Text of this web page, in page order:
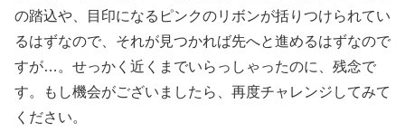
の踏込や、目印になるピンクのリボンが括りつけられてい
るはずなので、それが見つかれば先へと進めるはずなので
すが…。せっかく近くまでいらっしゃったのに、残念で
す。もし機会がございましたら、再度チャレンジしてみて
ください。